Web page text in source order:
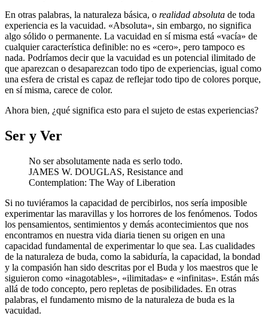
En otras palabras, la naturaleza básica, o realidad absoluta de toda
experiencia es la vacuidad. «Absoluta», sin embargo, no significa
algo sólido o permanente. La vacuidad en sí misma está «vacía» de
cualquier característica definible: no es «cero», pero tampoco es
nada. Podríamos decir que la vacuidad es un potencial ilimitado de
que aparezcan o desaparezcan todo tipo de experiencias, igual como
una esfera de cristal es capaz de reflejar todo tipo de colores porque,
en sí misma, carece de color.
Ahora bien, ¿qué significa esto para el sujeto de estas experiencias?
Ser y Ver
No ser absolutamente nada es serlo todo.
JAMES W. DOUGLAS, Resistance and
Contemplation: The Way of Liberation
Si no tuviéramos la capacidad de percibirlos, nos sería imposible
experimentar las maravillas y los horrores de los fenómenos. Todos
los pensamientos, sentimientos y demás acontecimientos que nos
encontramos en nuestra vida diaria tienen su origen en una
capacidad fundamental de experimentar lo que sea. Las cualidades
de la naturaleza de buda, como la sabiduría, la capacidad, la bondad
y la compasión han sido descritas por el Buda y los maestros que le
siguieron como «inagotables», «ilimitadas» e «infinitas». Están más
allá de todo concepto, pero repletas de posibilidades. En otras
palabras, el fundamento mismo de la naturaleza de buda es la
vacuidad.